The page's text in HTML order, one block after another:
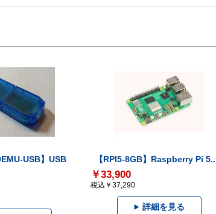
USB】USB
【RPI5-8GB】Raspberry Pi
￥33,900
税込￥37,290
詳細を見る